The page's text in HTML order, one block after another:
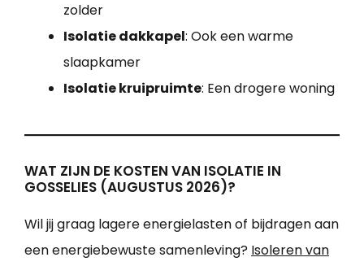
zolder
Isolatie dakkapel: Ook een warme
slaapkamer
Isolatie kruipruimte: Een drogere woning
WAT ZIJN DE KOSTEN VAN ISOLATIE IN
GOSSELIES (AUGUSTUS 2026)?
Wil jij graag lagere energielasten of bijdragen aan
een energiebewuste samenleving? Isoleren van